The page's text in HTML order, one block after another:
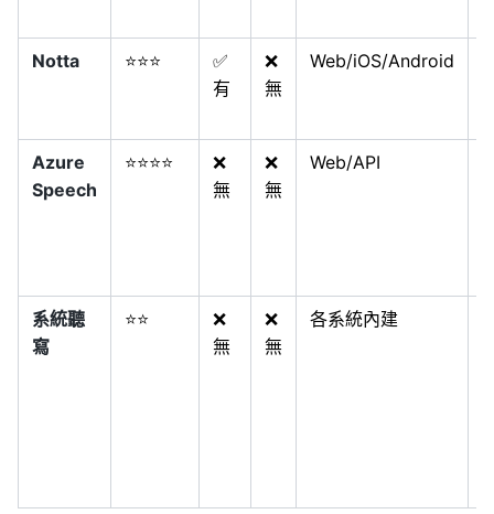
Notta ⭐⭐⭐
✅
有
❌
無
Web/iOS/Android
Azure
Speech
⭐⭐⭐⭐
❌
無
❌
無
Web/API
系統聽
寫
⭐⭐
❌
無
❌
無
各系統內建